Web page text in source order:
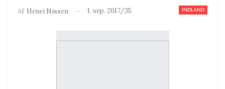
INDLAND
Af Henri Nissen 1. sep. 2017/35